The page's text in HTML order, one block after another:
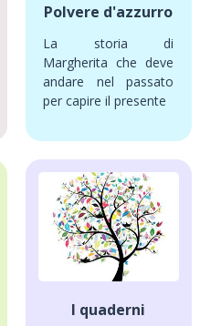
Polvere d'azzurro
La storia di
Margherita che deve
andare nel passato
per capire il presente
I quaderni